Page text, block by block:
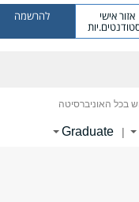
אזור אישי להרשמה
בכל האוניברסיטה
|
Graduate